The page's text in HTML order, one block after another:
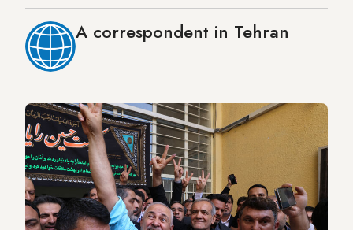
A correspondent in Tehran